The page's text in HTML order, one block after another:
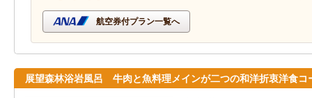
航空券付プラン一覧へ
展望森林浴岩風呂 牛肉と魚料理メインが二つの和洋折衷洋食コ